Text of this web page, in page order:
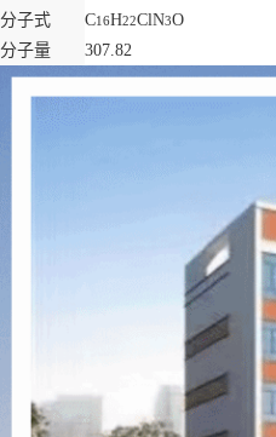
分子式
C16H22ClN3O
分子量
307.82